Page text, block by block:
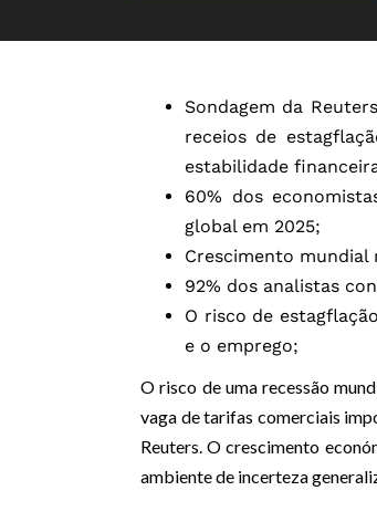
Sondagem da
receios de
estabilidade
60% dos
global em 2025;
Crescimento mundial
92% dos analistas
O risco de
e o emprego;
O risco de uma recessão
vaga de tarifas comerciais
Reuters. O crescimento
ambiente de incerteza